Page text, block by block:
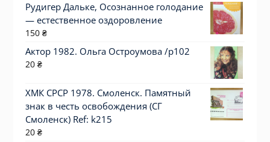
Рудигер Дальке, Осознанное голодание
— естественное оздоровление
150 ₴
Актор 1982. Ольга Остроумова /p102
20 ₴
ХМК СРСР 1978. Смоленск. Памятный
знак в честь освобождения (СГ
Смоленск) Ref: k215
20 ₴